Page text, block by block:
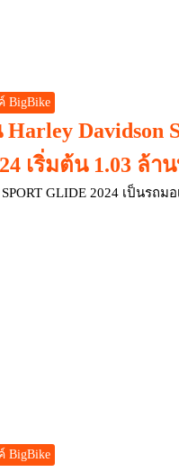
BigBike
Davidson
เริ่มต้น 1.03 ล้า
GLIDE 2024 เป็นรถม
BigBike